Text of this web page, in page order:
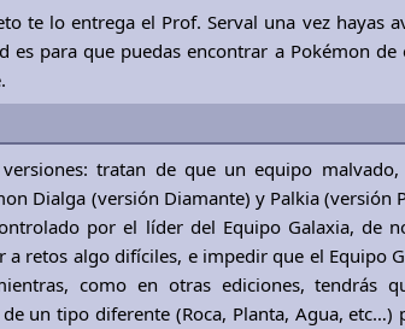
te lo entrega el Prof. Serval una vez hayas
es para que puedas encontrar a Pokémon
tratan de que un equipo
Dialga (versión Diamante) y Palkia (versión
por el líder del Equipo Galaxia, de
a retos algo difíciles, e impedir que el Equipo
como en otras ediciones, tendrás
un tipo diferente (Roca, Planta, Agua,